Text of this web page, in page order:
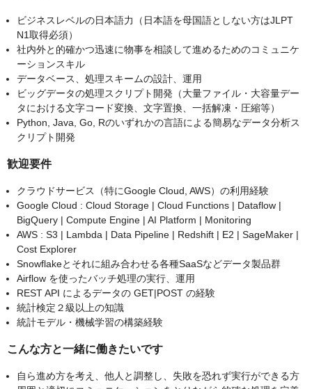
ビジネスレベルの日本語力（日本語を母国語としない方はJLPT
N1取得必須）
社内外と的確かつ迅速に物事を相談して進めるためのコミュニケ
ーションスキル
データベース、処理スキームの設計、運用
ビッグデータの処理スクリプト開発（大量ファイル・大容量デー
タにおける文字コード変換、文字置換、一括解凍・圧縮等）
Python, Java, Go, Rのいずれかの言語による簡易なデータ分析ス
クリプト開発
歓迎要件
クラウドサービス（特にGoogle Cloud, AWS）の利用経験
Google Cloud : Cloud Storage | Cloud Functions | Dataflow |
BigQuery | Compute Engine | AI Platform | Monitoring
AWS : S3 | Lambda | Data Pipeline | Redshift | E2 | SageMaker |
Cost Explorer
Snowflakeとそれに組み合わせる各種SaaSなどデータ製品群
Airflow を使ったバッチ処理の実行、運用
REST API によるデータの GET|POST の経験
統計検定２級以上の知識
統計モデル・機械学習の構築経験
こんな方と一緒に働きたいです
自ら進め方を考え、他人と調整し、失敗を恐れず実行ができる方